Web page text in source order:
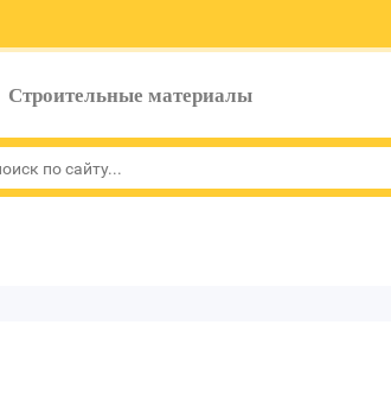
Строительные материалы